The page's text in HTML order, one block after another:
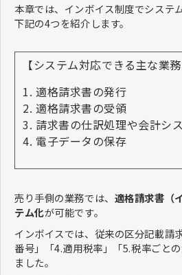
本章では、インボイス制度でシステ
下記の4つを紹介します。
【システム対応できる主な業務
適格請求書の発行
適格請求書の受領
請求書の仕訳処理や会計シ
電子データの保存
売り手側の業務では、 適格請求書（
テム化が可能です。
インボイスでは、従来の区分記載請
番号」「4.適用税率」「5.税率ごと
ました。